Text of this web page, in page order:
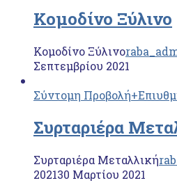
Κομοδίνο Ξύλινο
Κομοδίνο Ξύλινο
Σεπτεμβρίου 2021
Σύντομη Προβολή
Συρταριέρα
Συρταριέρα Μεταλλική
202130 Μαρτίου 2021